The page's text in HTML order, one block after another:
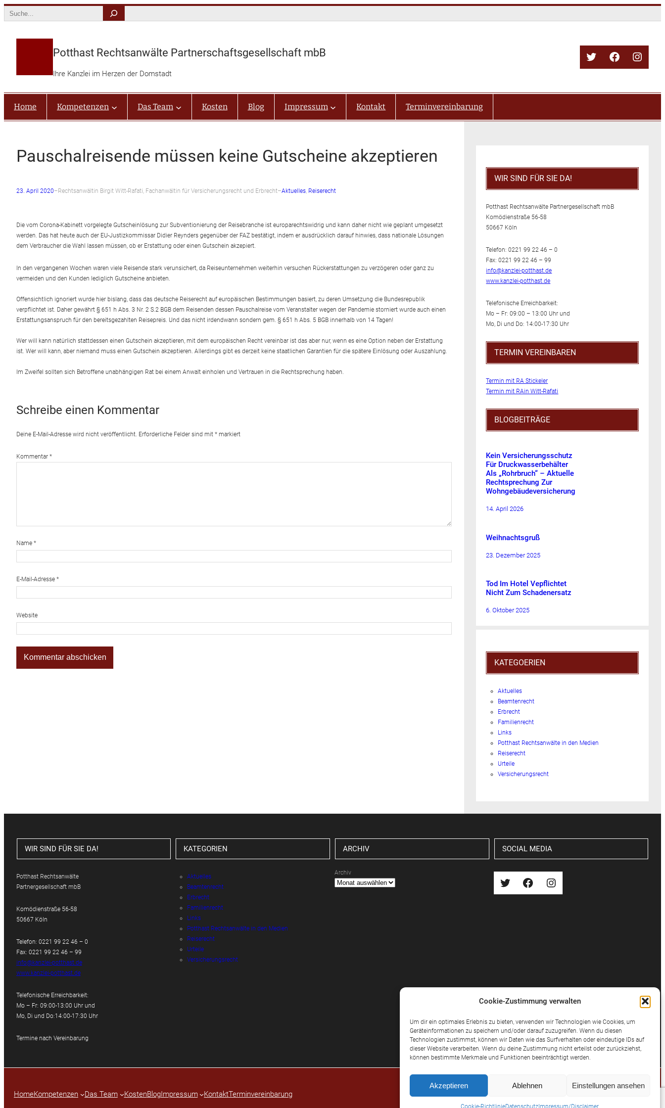
Cookie-Zustimmung verwalten
Um dir ein optimales Erlebnis zu bieten, verwenden wir Technologien wie Cookies, um
Geräteinformationen zu speichern und/oder darauf zuzugreifen. Wenn du diesen
Technologien zustimmst, können wir Daten wie das Surfverhalten oder eindeutige IDs auf
dieser Website verarbeiten. Wenn du deine Zustimmung nicht erteilst oder zurückziehst,
können bestimmte Merkmale und Funktionen beeinträchtigt werden.
Akzeptieren Ablehnen Einstellungen ansehen
Cookie-RichtlinieDatenschutz Impressum/Disclaimer
Search
Potthast Rechtsanwälte Partnerschaftsgesellschaft mbB
Ihre Kanzlei im Herzen der Domstadt
TwitterFacebook
Home Kompetenzen Das Team Kosten Blog Impressum Kontakt Terminvereinbarung
Pauschalreisende müssen keine Gutscheine akzeptieren
23. April 2020– Rechtsanwältin Birgit Witt-Rafati, Fachanwältin für Versicherungsrecht und Erbrecht–Aktuelles, Reiserecht
Die vom Corona-Kabinett vorgelegte Gutscheinlösung zur Subventionierung der Reisebranche ist europarechtswidrig und kann daher nicht wie geplant umgesetzt
werden. Das hat heute auch der EU-Justizkommissar Didier Reynders gegenüber der FAZ bestätigt, indem er ausdrücklich darauf hinwies, dass nationale Lösungen
dem Verbraucher die Wahl lassen müssen, ob er Erstattung oder einen Gutschein akzepiert.
In den vergangenen Wochen waren viele Reisende stark verunsichert, da Reiseunternehmen weiterhin versuchen Rückerstattungen zu verzögeren oder ganz zu
vermeiden und den Kunden lediglich Gutscheine anbieten.
Offensichtlich ignoriert wurde hier bislang, dass das deutsche Reiserecht auf europäischen Bestimmungen basiert, zu deren Umsetzung die Bundesrepublik
verpflichtet ist. Daher gewährt § 651 h Abs. 3 Nr. 2 S.2 BGB dem Reisenden dessen Pauschalreise vom Veranstalter wegen der Pandemie storniert wurde auch einen
Erstattungsanspruch für den bereitsgezahlten Reisepreis. Und das nicht irdendwann sondern gem. § 651 h Abs. 5 BGB innerhalb von 14 Tagen!
Wer will kann natürlich stattdessen einen Gutschein akzeptieren, mit dem europäischen Recht vereinbar ist das aber nur, wenn es eine Option neben der Erstattung
ist. Wer will kann, aber niemand muss einen Gutschein akzeptieren. Allerdings gibt es derzeit keine staatlichen Garantien für die spätere Einlösung oder Auszahlung.
Im Zweifel sollten sich Betroffene unabhängigen Rat bei einem Anwalt einholen und Vertrauen in die Rechtsprechung haben.
Schreibe einen Kommentar
Deine E-Mail-Adresse wird nicht veröffentlicht. Erforderliche Felder sind mit *markiert
Kommentar *
Name *
E-Mail-Adresse *
Website
WIR SIND FÜR SIE DA!
Potthast Rechtsanwälte Partnergesellschaft mbB
Komödienstraße 56-58
50667 Köln
Telefon: 0221 99 22 46 – 0
Fax: 0221 99 22 46 – 99
info@kanzlei-potthast.de
www.kanzlei-potthast.de
Telefonische Erreichbarkeit:
Mo – Fr: 09:00 – 13:00 Uhr und
Mo, Di und Do: 14:00-17:30 Uhr
TERMIN VEREINBAREN
Termin mit RA Stickeler
Termin mit RAin Witt-Rafati
BLOGBEITRÄGE
Kein Versicherungsschutz
Für Druckwasserbehälter
Als „Rohrbruch“ – Aktuelle
Rechtsprechung Zur
Wohngebäudeversicherung
14. April 2026
Weihnachtsgruß
23. Dezember 2025
Tod Im Hotel Vepflichtet
Nicht Zum Schadenersatz
6. Oktober 2025
KATEGOERIEN
Aktuelles
Beamtenrecht
Erbrecht
Familienrecht
Links
Potthast Rechtsanwälte in den Medien
Reiserecht
Urteile
Versicherungsrecht
WIR SIND FÜR SIE DA!
Potthast Rechtsanwälte
Partnergesellschaft mbB
Komödienstraße 56-58
50667 Köln
Telefon: 0221 99 22 46 – 0
Fax: 0221 99 22 46 – 99
info@kanzlei-potthast.de
www.kanzlei-potthast.de
Telefonische Erreichbarkeit:
Mo – Fr: 09:00-13:00 Uhr und
Mo, Di und Do:14:00-17:30 Uhr
Termine nach Vereinbarung
KATEGORIEN
Aktuelles
Beamtenrecht
Erbrecht
Familienrecht
Links
Potthast Rechtsanwälte in den Medien
Reiserecht
Urteile
Versicherungsrecht
ARCHIV
Archiv
SOCIAL MEDIA
Twitter Facebook Instagram
HomeKompetenzen Das Team KostenBlogImpressum KontaktTerminvereinbarung